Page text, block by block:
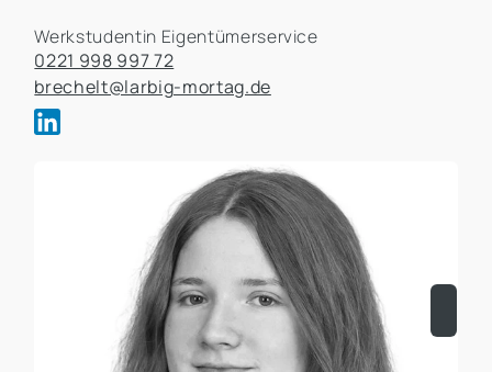
Werkstudentin Eigentümerservice
0221 998 997 72
brechelt@larbig-mortag.de